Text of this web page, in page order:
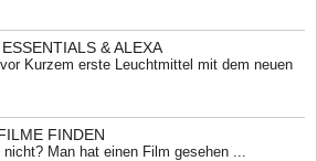
& ALEXA
Kurzem erste Leuchtmittel mit dem neuen
FINDEN
Man hat einen Film gesehen ...